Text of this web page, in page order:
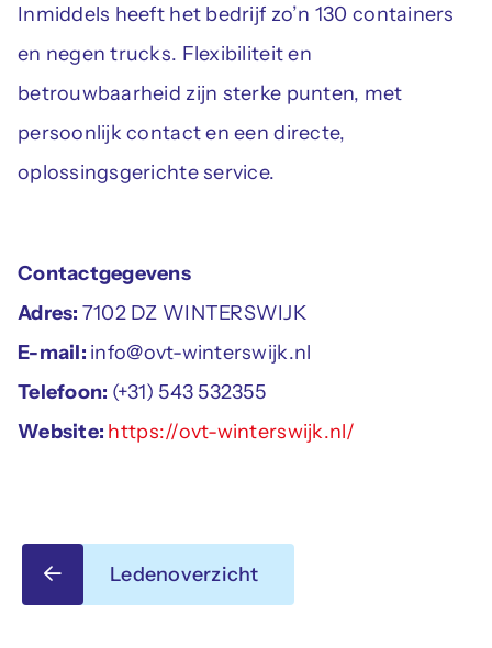
Inmiddels heeft het bedrijf zo’n 130 containers
en negen trucks. Flexibiliteit en
betrouwbaarheid zijn sterke punten, met
persoonlijk contact en een directe,
oplossingsgerichte service.
Contactgegevens
Adres: 7102 DZ WINTERSWIJK
E-mail: info@ovt-winterswijk.nl
Telefoon: (+31) 543 532355
Website: https://ovt-winterswijk.nl/
Ledenoverzicht